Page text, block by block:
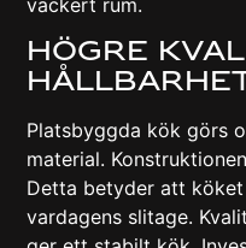
Högre
Platsbyggda kök görs
material.
Detta betyder att
vardagens slitage.